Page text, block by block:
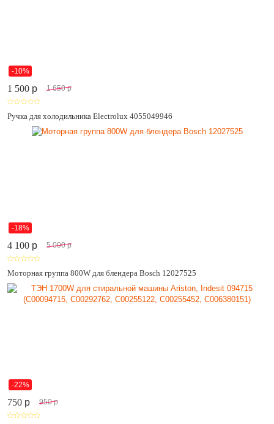
-10%
1 500 p 1 650 p
Ручка для холодильника Electrolux 4055049946
-18%
4 100 p 5 000 p
Моторная группа 800W для блендера Bosch 12027525
-22%
750 p 950 p